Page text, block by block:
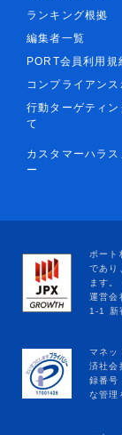
ランキング根拠
編集者一覧
PORT会員利用規
コンプライアンス
行動ターゲティ
て
カスタマーハラ
ー